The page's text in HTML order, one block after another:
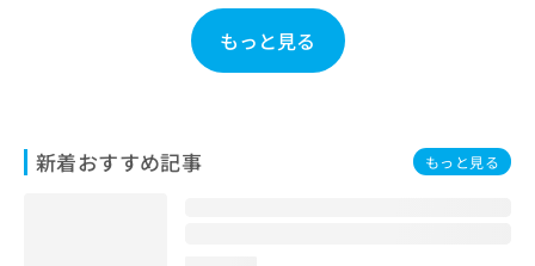
もっと見る
新着おすすめ記事 もっと見る
は